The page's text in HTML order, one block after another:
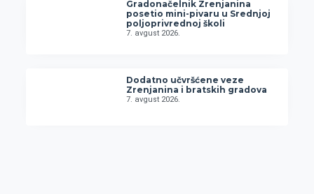
Gradonačelnik Zrenjanina
posetio mini-pivaru u Srednjoj
poljoprivrednoj školi
7. avgust 2026.
Dodatno učvršćene veze
Zrenjanina i bratskih gradova
7. avgust 2026.